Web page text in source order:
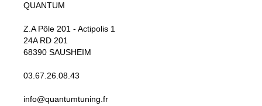
QUANTUM
Z.A Pôle 201 - Actipolis 1
24A RD 201
68390 SAUSHEIM
03.67.26.08.43
info@quantumtuning.fr